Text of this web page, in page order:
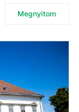
Megnyitom